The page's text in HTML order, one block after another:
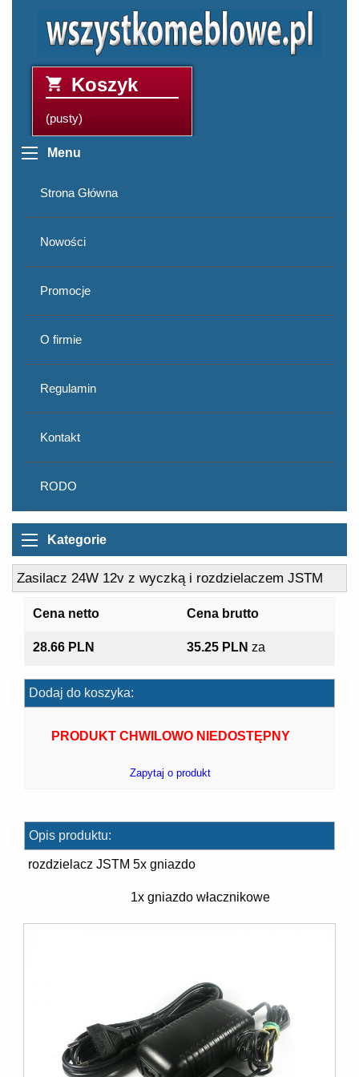
Koszyk
(pusty)
Menu
Strona Główna
Nowości
Promocje
O firmie
Regulamin
Kontakt
RODO
Kategorie
Zasilacz 24W 12v z wyczką i rozdzielaczem JSTM
Cena netto Cena brutto
28.66 PLN 35.25 PLN za
Dodaj do koszyka:
PRODUKT CHWILOWO NIEDOSTĘPNY
Zapytaj o produkt
Opis produktu:
rozdzielacz JSTM 5x gniazdo
1x gniazdo włacznikowe